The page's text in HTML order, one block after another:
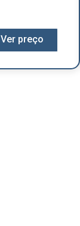
Ver preço